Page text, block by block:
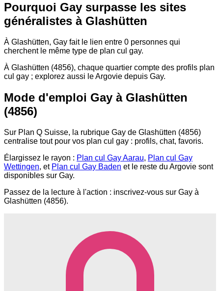
Pourquoi Gay surpasse les sites
généralistes à Glashütten
À Glashütten, Gay fait le lien entre 0 personnes qui
cherchent le même type de plan cul gay.
À Glashütten (4856), chaque quartier compte des profils plan
cul gay ; explorez aussi le Argovie depuis Gay.
Mode d'emploi Gay à Glashütten
(4856)
Sur Plan Q Suisse, la rubrique Gay de Glashütten (4856)
centralise tout pour vos plan cul gay : profils, chat, favoris.
Élargissez le rayon : Plan cul Gay Aarau, Plan cul Gay
Wettingen, et Plan cul Gay Baden et le reste du Argovie sont
disponibles sur Gay.
Passez de la lecture à l'action : inscrivez-vous sur Gay à
Glashütten (4856).